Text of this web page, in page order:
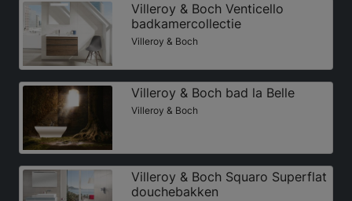
Villeroy & Boch Venticello
badkamercollectie
Villeroy & Boch
Villeroy & Boch bad la Belle
Villeroy & Boch
Villeroy & Boch Squaro Superflat
douchebakken